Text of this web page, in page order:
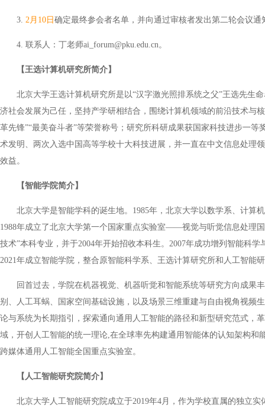
3. 2月10日 确定最终参会者名单，并向通过审核者发出第二轮会议
4. 联系人：丁老师ai_forum@pku.edu.cn。
【王选计算机研究所简介】
北京大学王选计算机研究所是以“汉字激光照排系统之父”王选先生
济社会发展为己任，坚持产学研相结合，围绕计算机领域的前沿技术与
革先锋”“最美奋斗者”等荣誉称号；研究所科研成果获国家科技进步一
术发明、两次入选中国高等学校十大科技进展，并一直在中文信息处理
效益。
【智能学院简介】
北京大学是智能学科的诞生地。1985年，北京大学以数学系、计算
1988年成立了北京大学第一个国家重点实验室——视觉与听觉信息处理
技术”本科专业，并于2004年开始招收本科生。2007年成功增列智能科
2021年成立智能学院，整合原智能科学系、王选计算研究所和人工智能
回首过去，学院在机器视觉、机器听觉和智能系统等研究方向成果
别、人工耳蜗、国家空间基础设施，以及场景三维重建与自由视角视频
论与系统为长期指引，探索通向通用人工智能的路径和新型研究范式，
域，开创人工智能的统一理论,在全球率先构建通用智能体的认知架构
跨媒体通用人工智能全国重点实验室。
【人工智能研究院简介】
北京大学人工智能研究院成立于2019年4月，作为学校直属的独立